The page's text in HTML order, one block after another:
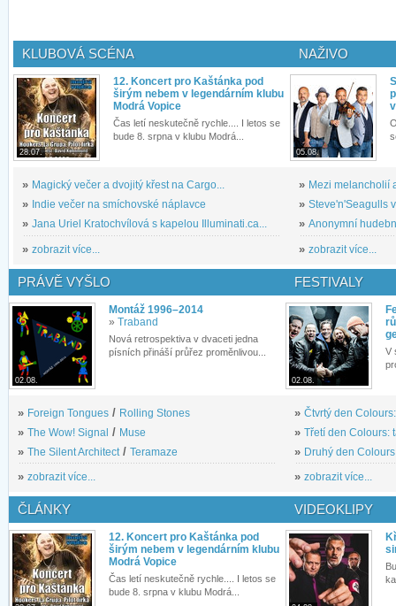
KLUBOVÁ SCÉNA
28.07.
12. Koncert pro Kaštánka pod
širým nebem v legendárním klubu
Modrá Vopice
Čas letí neskutečně rychle.... I letos se
bude 8. srpna v klubu Modrá...
» Magický večer a dvojitý křest na Cargo...
» Indie večer na smíchovské náplavce
» Jana Uriel Kratochvílová s kapelou Illuminati.ca...
» zobrazit více...
NAŽIVO
05.08.
» Mezi melancholií
» Steve'n'Seagulls
» Anonymní
» zobrazit více...
PRÁVĚ VYŠLO
02.08.
Montáž 1996–2014
» Traband
Nová retrospektiva v dvaceti jedna
písních přináší průřez proměnlivou...
» Foreign Tongues / Rolling Stones
» The Wow! Signal / Muse
» The Silent Architect / Teramaze
» zobrazit více...
FESTIVALY
02.08.
V
» Čtvrtý den
» Třetí den Colours:
» Druhý den
» zobrazit více...
ČLÁNKY
12. Koncert pro Kaštánka pod
širým nebem v legendárním klubu
Modrá Vopice
Čas letí neskutečně rychle.... I letos se
bude 8. srpna v klubu Modrá...
VIDEOKLIPY